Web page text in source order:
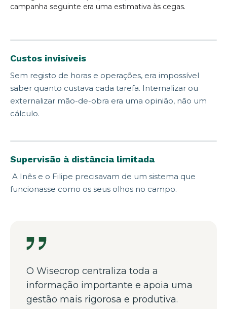
campanha seguinte era uma estimativa às cegas.
Custos invisíveis
Sem registo de horas e operações, era impossível
saber quanto custava cada tarefa. Internalizar ou
externalizar mão-de-obra era uma opinião, não um
cálculo.
Supervisão à distância limitada
A Inês e o Filipe precisavam de um sistema que
funcionasse como os seus olhos no campo.
O Wisecrop centraliza toda a
informação importante e apoia uma
gestão mais rigorosa e produtiva.